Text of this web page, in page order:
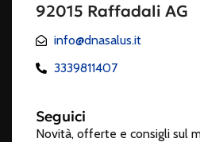
92015 Raffadali AG
info@dnasalus.it
3339811407
Seguici
Novità, offerte e consigli sul